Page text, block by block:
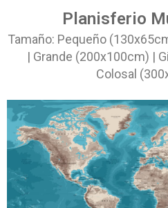
Planisferio
Tamaño: Pequeño
| Grande (200x100cm) |
Colosal